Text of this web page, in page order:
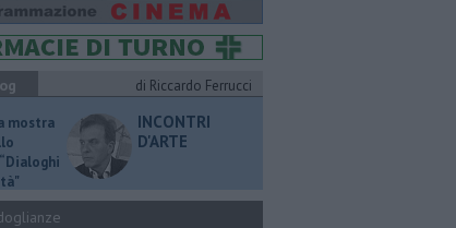
di Riccardo Ferrucci
mostra
INCONTRI
D'ARTE